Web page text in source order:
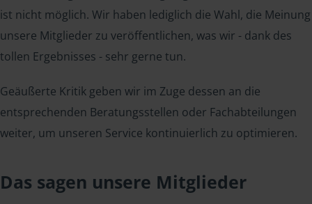
ist nicht möglich. Wir haben lediglich die Wahl, die Meinung
unsere Mitglieder zu veröffentlichen, was wir - dank des
tollen Ergebnisses - sehr gerne tun.
Geäußerte Kritik geben wir im Zuge dessen an die
entsprechenden Beratungsstellen oder Fachabteilungen
weiter, um unseren Service kontinuierlich zu optimieren.
Das sagen unsere Mitglieder